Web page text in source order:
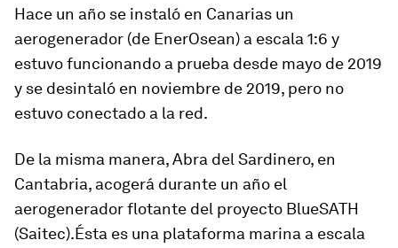
Hace un año se instaló en Canarias un
aerogenerador (de EnerOsean) a escala 1:6 y
estuvo funcionando a prueba desde mayo de 2019
y se desintaló en noviembre de 2019, pero no
estuvo conectado a la red.
De la misma manera, Abra del Sardinero, en
Cantabria, acogerá durante un año el
aerogenerador flotante del proyecto BlueSATH
(Saitec).Ésta es una plataforma marina a escala